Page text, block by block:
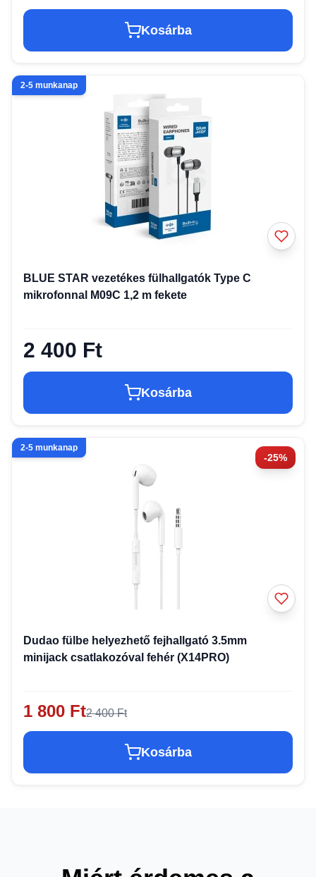
Kosárba
2-5 munkanap
BLUE STAR vezetékes fülhallgatók Type C
mikrofonnal M09C 1,2 m fekete
2 400 Ft
Kosárba
-25%
2-5 munkanap
Dudao fülbe helyezhető fejhallgató 3.5mm
minijack csatlakozóval fehér (X14PRO)
1 800 Ft2 400 Ft
Kosárba